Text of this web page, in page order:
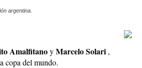
argentina.
AmalfitanoyMarcelo Solari ,
copa del mundo.